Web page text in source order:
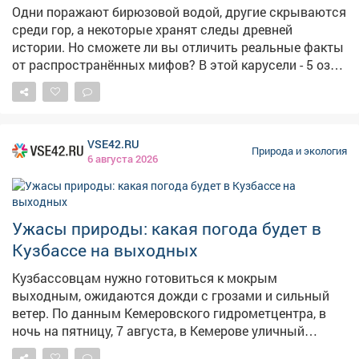
представления, из них 80 – об устранении причин и
условий, способствовавших совершению
административных правонарушений, и 54 – об
устранении причин и условий, способствующих
реализации угроз безопасности России. Кроме того,
объявлено официальное предостережение о
совершения преступления по ч. 1 ст. 283 УК РФ
"Разглашение государственной тайны". Поводом
сведений лицом, допущенным к государственной
тайне.
Одни поражают бирюзовой водой, другие скрываются
среди гор, а некоторые хранят следы древней
истории. Но сможете ли вы отличить реальные факты
от распространённых мифов? В этой карусели - 5 озёр
Кузбасса, интересные факты и несколько
неожиданных утверждений. 👉 Листайте и проверяйте,
VSE42.RU
6 августа 2026
Природа и экология
Ужасы природы: какая погода будет в
Кузбассе на выходных
Кузбассовцам нужно готовиться к мокрым
выходным, ожидаются дожди с грозами и сильный
ветер. По данным Кемеровского гидрометцентра, в
ночь на пятницу, 7 августа, в Кемерове уличный
градусник покажет+15,+17°C, пройдут